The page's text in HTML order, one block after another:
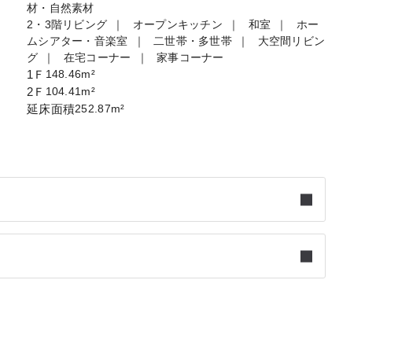
材・自然素材
2・3階リビング オープンキッチン 和室
ホー
ムシアター・音楽室
二世帯・多世帯
大空間リビン
グ
在宅コーナー 家事コーナー
1Ｆ 148.46m²
2Ｆ 104.41m²
延床面積252.87m²